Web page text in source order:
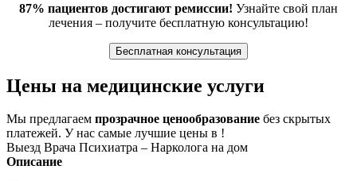
87% пациентов достигают ремиссии! Узнайте свой план
лечения – получите бесплатную консультацию!
Бесплатная консультация
Цены на медицинские услуги
Мы предлагаем прозрачное ценообразование без скрытых
платежей. У нас самые лучшие цены в !
Выезд Врача Психиатра – Нарколога на дом
Описание